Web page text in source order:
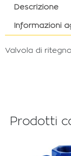
Descrizione
Informazioni
Valvola di
Prodotti